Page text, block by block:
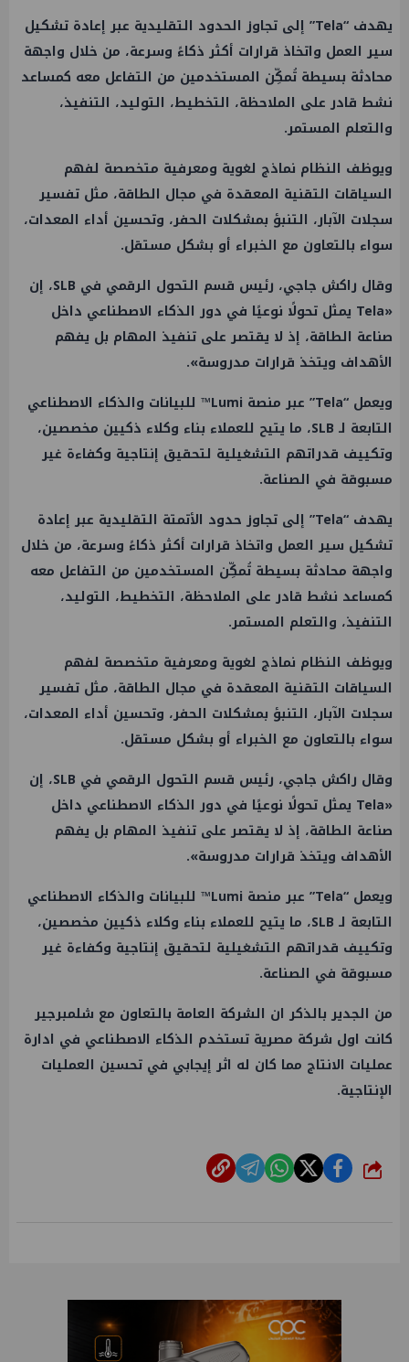
يهدف “Tela” إلى تجاوز الحدود التقليدية عبر إعادة تشكيل
سير العمل واتخاذ قرارات أكثر ذكاءً وسرعة، من خلال واجهة
محادثة بسيطة تُمكِّن المستخدمين من التفاعل معه كمساعد
نشط قادر على الملاحظة، التخطيط، التوليد، التنفيذ،
والتعلم المستمر.
ويوظف النظام نماذج لغوية ومعرفية متخصصة لفهم
السياقات التقنية المعقدة في مجال الطاقة، مثل تفسير
سجلات الآبار، التنبؤ بمشكلات الحفر، وتحسين أداء المعدات،
سواء بالتعاون مع الخبراء أو بشكل مستقل.
وقال راكش جاجي، رئيس قسم التحول الرقمي في SLB، إن
«Tela يمثل تحولًا نوعيًا في دور الذكاء الاصطناعي داخل
صناعة الطاقة، إذ لا يقتصر على تنفيذ المهام بل يفهم
الأهداف ويتخذ قرارات مدروسة».
ويعمل “Tela” عبر منصة Lumi™️ للبيانات والذكاء الاصطناعي
التابعة لـ SLB، ما يتيح للعملاء بناء وكلاء ذكيين مخصصين،
وتكييف قدراتهم التشغيلية لتحقيق إنتاجية وكفاءة غير
مسبوقة في الصناعة.
يهدف “Tela” إلى تجاوز حدود الأتمتة التقليدية عبر إعادة
تشكيل سير العمل واتخاذ قرارات أكثر ذكاءً وسرعة، من خلال
واجهة محادثة بسيطة تُمكِّن المستخدمين من التفاعل معه
كمساعد نشط قادر على الملاحظة، التخطيط، التوليد،
التنفيذ، والتعلم المستمر.
ويوظف النظام نماذج لغوية ومعرفية متخصصة لفهم
السياقات التقنية المعقدة في مجال الطاقة، مثل تفسير
سجلات الآبار، التنبؤ بمشكلات الحفر، وتحسين أداء المعدات،
سواء بالتعاون مع الخبراء أو بشكل مستقل.
وقال راكش جاجي، رئيس قسم التحول الرقمي في SLB، إن
«Tela يمثل تحولًا نوعيًا في دور الذكاء الاصطناعي داخل
صناعة الطاقة، إذ لا يقتصر على تنفيذ المهام بل يفهم
الأهداف ويتخذ قرارات مدروسة».
ويعمل “Tela” عبر منصة Lumi™️ للبيانات والذكاء الاصطناعي
التابعة لـ SLB، ما يتيح للعملاء بناء وكلاء ذكيين مخصصين،
وتكييف قدراتهم التشغيلية لتحقيق إنتاجية وكفاءة غير
مسبوقة في الصناعة.
من الجدير بالذكر ان الشركة العامة بالتعاون مع شلمبرجير
كانت اول شركة مصرية تستخدم الذكاء الاصطناعي في ادارة
عمليات الانتاج مما كان له اثر إيجابي في تحسين العمليات
الإنتاجية.
شارك